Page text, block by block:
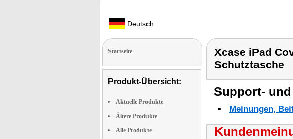
Deutsch
Startseite
Produkt-Übersicht:
Aktuelle Produkte
Ältere Produkte
Alle Produkte
Xcase iPad
Schutztasche
Support- und
Meinungen,